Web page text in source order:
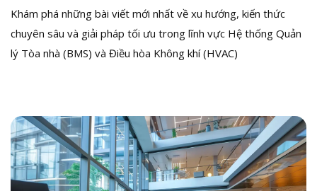
Khám phá những bài viết mới nhất về xu hướng, kiến thức
chuyên sâu và giải pháp tối ưu trong lĩnh vực Hệ thống Quản
lý Tòa nhà (BMS) và Điều hòa Không khí (HVAC)